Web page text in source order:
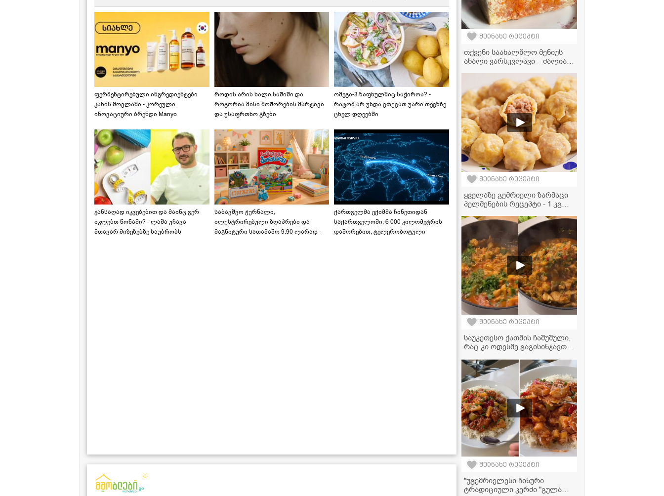
ფერმენტირებული ინგრედიენტები
კანის მოვლაში - კორეული
ინოვაციური ბრენდი Manyo
როდის არის ხალი საშიში და
როგორია მისი მოშორების მარტივი
და უსაფრთხო გზები
ომეგა-3 ზაფხულშიც საჭიროა? -
რატომ არ უნდა ვთქვათ უარი თევზზე
ცხელ დღეებში
ჯანსაღად იკვებებით და მაინც ვერ
იკლებთ წონაში? - ლაშა უჩავა
მთავარ მიზეზებზე საუბრობს
საბავშვო ჟურნალი,
ილუსტრირებული ზღაპრები და
მაგნიტური სათამაშო 9.90 ლარად -
ქართველმა ექიმმა ჩინეთიდან
საქართველოში, 6 000 კილომეტრის
დაშორებით, ტელერობოტული
შეინახე რეცეპტი
თქვენი საახალწლო მენიუს
ახალი ვარსკვლავი – ძალიან
სალათა "მიმოზა"
შეინახე რეცეპტი
ყველაზე გემრიელი ზარმაცი
პელმენების რეცეპტი - 1 კგ
შეინახე რეცეპტი
საუკეთესო ქათმის ჩაშუშული,
რაც კი ოდესმე გაგისინჯავთ! -
შეინახე რეცეპტი
"უგემრიელესი ჩინური
ტრადიციული კერძი "გულაო",